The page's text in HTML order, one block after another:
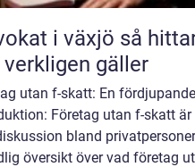
så hittar du rätt juridisk hjälp när
gäller
utan f-skatt: En
Företag utan f-skatt
bland
översikt över vad företag